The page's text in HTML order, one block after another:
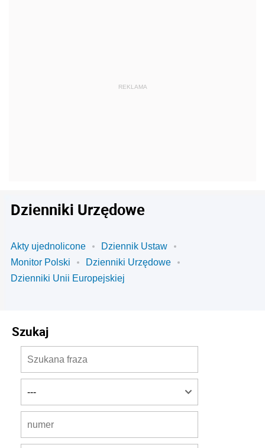
Dzienniki Urzędowe
Akty ujednolicone
Dziennik Ustaw
Monitor Polski
Dzienniki Urzędowe
Dzienniki Unii Europejskiej
Szukaj